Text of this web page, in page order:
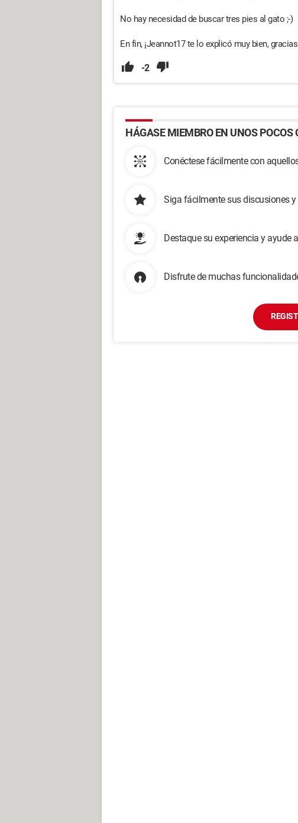
No hay necesidad de buscar tres pies al gato ;-)
En fin, ¡Jeannot17 te lo explicó muy bien,
-2
HÁGASE MIEMBRO EN UNOS POCOS
Conéctese fácilmente con
Siga fácilmente sus discusiones
Destaque su experiencia y ayude
Disfrute de muchas